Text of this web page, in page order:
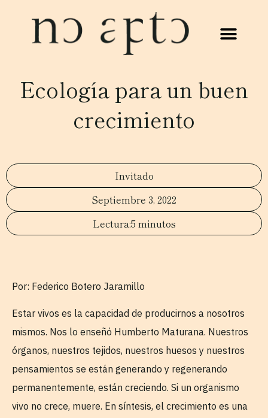
Ecología para un buen
crecimiento
Invitado
Septiembre 3, 2022
5 minutos
Por: Federico Botero Jaramillo
Estar vivos es la capacidad de producirnos a nosotros
mismos. Nos lo enseñó Humberto Maturana. Nuestros
órganos, nuestros tejidos, nuestros huesos y nuestros
pensamientos se están generando y regenerando
permanentemente, están creciendo. Si un organismo
vivo no crece, muere. En síntesis, el crecimiento es una